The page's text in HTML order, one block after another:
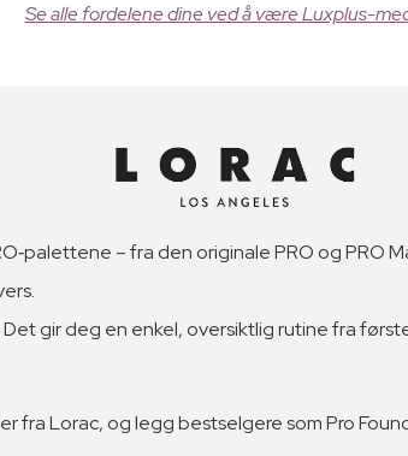
Se alle fordelene dine ved å være Luxplus-
– fra den originale PRO og PRO
gir deg en enkel, oversiktlig rutine fra
Lorac, og legg bestselgere som Pro